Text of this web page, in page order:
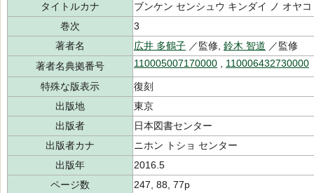
タイトルカナ
ブンケン センシュウ キンダイ ノ オヤ
巻次
3
著者名
広井 多鶴子 ／監修, 鈴木 智道 ／監修
著者名典拠番号
110005007170000 110006432730000
特殊な版表示
復刻
出版地
東京
出版者
日本図書センター
出版者カナ
ニホン トショ センター
出版年
2016.5
ページ数
247, 88, 77p